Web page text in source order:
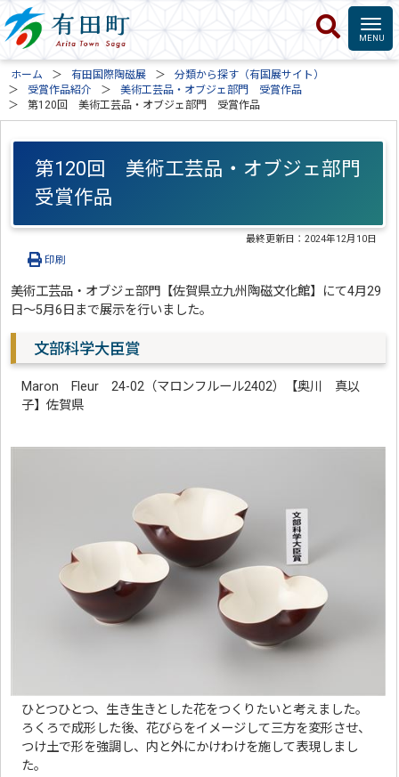
ホーム 有田国際陶磁展
分類から探す（有国展サイト）
受賞作品紹介
美術工芸品・オブジェ部門 受賞作品
第120回 美術工芸品・オブジェ部門 受賞作品
第120回 美術工芸品・オブジェ部門
受賞作品
最終更新日：2024年12月10日
印刷
美術工芸品・オブジェ部門【佐賀県立九州陶磁文化館】にて4月29
日～5月6日まで展示を行いました。
文部科学大臣賞
Maron Fleur 24-02（マロンフルール2402）【奥川 真以
子】佐賀県
ひとつひとつ、生き生きとした花をつくりたいと考えました。
ろくろで成形した後、花びらをイメージして三方を変形させ、
つけ土で形を強調し、内と外にかけわけを施して表現しまし
た。